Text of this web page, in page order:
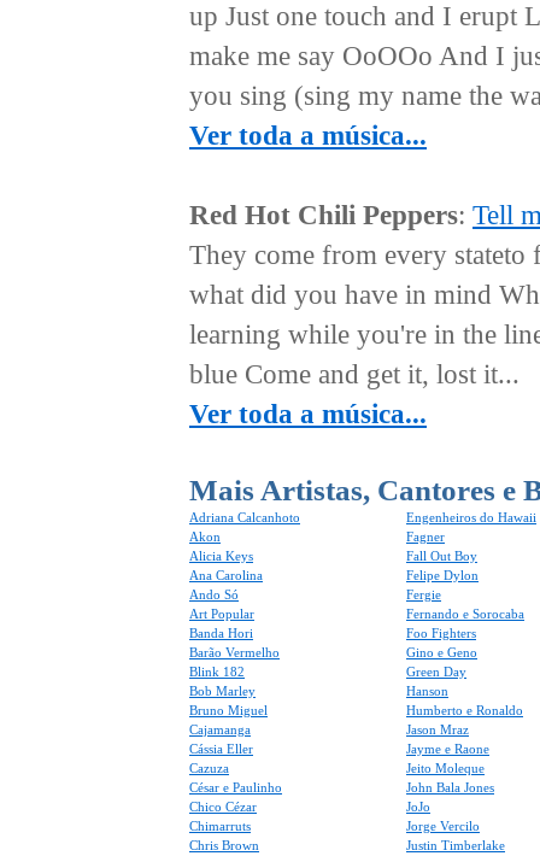
up Just one touch and I erupt
make me say OoOOo And I
you sing (sing my name the
Ver toda a música...
Red Hot Chili Peppers: Tell
They come from every stateto
what did you have in mind
learning while you're in the
blue Come and get it, lost it...
Ver toda a música...
Mais Artistas, Cantores e
Adriana Calcanhoto
Akon
Alicia Keys
Ana Carolina
Ando Só
Art Popular
Banda Hori
Barão Vermelho
Blink 182
Bob Marley
Bruno Miguel
Cajamanga
Cássia Eller
Cazuza
César e Paulinho
Chico Cézar
Chimarruts
Chris Brown
Engenheiros do Hawaii
Fagner
Fall Out Boy
Felipe Dylon
Fergie
Fernando e Sorocaba
Foo Fighters
Gino e Geno
Green Day
Hanson
Humberto e Ronaldo
Jason Mraz
Jayme e Raone
Jeito Moleque
John Bala Jones
JoJo
Jorge Vercilo
Justin Timberlake